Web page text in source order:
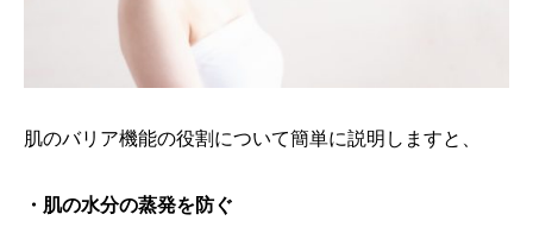
肌のバリア機能の役割について簡単に説明しますと、
・肌の水分の蒸発を防ぐ